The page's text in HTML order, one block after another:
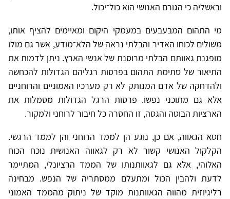
ובאשליה כי הגורם האנושי הוא כול־יכול.
מי התהום המבעבעים במעמקי היקום ומאיימים להציף אותו,
משולים לכוחו האדיר והבלתי נראה של הלא־מודע, אשר גם מולו
מופגנת גאוותם הבלתי מרוסנת של אנשי הארץ. ניתן לדמות את
התיאור של סתימת התהום בפרסות רגליהם הגדולות להכחשה
ולהדחקה של אדם המנותק לא רק מערכיו האמוניים והרוחניים
אלא גם מתוכני נפשו. פרסות הרגל הגדולות מסמלות את
הארציות הבוטה והגסה, זו החסרה כל חיבור לרוחני ולמקור.
חטא הגאווה, אם כן, נוגע הן לממד הרוחני והן לממד הרגשי.
הקלקול האנושי קשור לא רק לגאווה האנושית נוכח הכוח
האלוהי, אלא גם לגאוותנותו של הממד הרציונלי, המתיימר
לדעת ולהבין הכול ומתעלם ממסתריה של הנפש. מבחינה
רליגיוזית מהווה הגאוותנות מוקד של ניתוק מהממד האמוני